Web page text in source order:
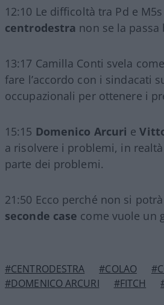
12:10 Le difficoltà tra Pd e
centrodestra non se la passa
13:17 Camilla Conti svela
fare l’accordo con i sindacati
occupazionali per ottenere i
15:15 Domenico Arcuri e
a risolvere i problemi, in
parte dei problemi.
21:50 Ecco perché non si
seconde case come vuole un
#CENTRODESTRA #COLAO
#DOMENICO ARCURI
#FITCH